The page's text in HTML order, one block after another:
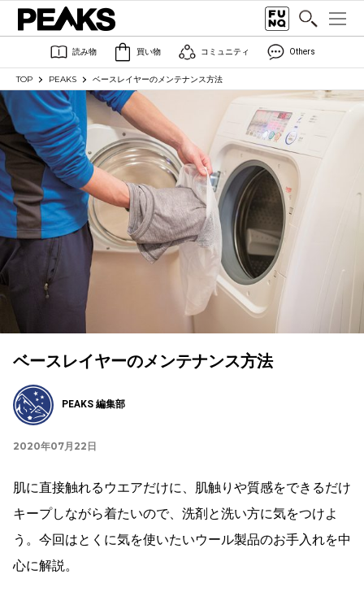
読み物 買い物 コミュニティ Others
TOP PEAKS ベースレイヤーのメンテナンス方法
ベースレイヤーのメンテナンス方法
PEAKS 編集部
2020年07月22日
肌に直接触れるウエアだけに、肌触りや質感をできるだけ
キープしながら着たいので、洗剤と洗い方に気をつけよ
う。今回はとくに気を使いたいウール製品のお手入れを中
心に解説。